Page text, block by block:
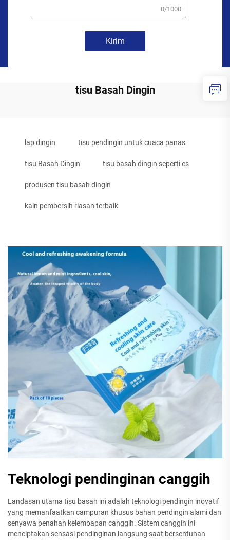
0/1000
Kirim
tisu Basah Dingin
lap dingin tisu pendingin untuk cuaca panas
tisu Basah Dingin tisu basah dingin seperti es
produsen tisu basah dingin
kain pembersih riasan terbaik
Teknologi pendinginan canggih
Landasan utama tisu basah ini adalah teknologi pendingin inovatif
yang memanfaatkan campuran khusus bahan pendingin alami dan
senyawa penahan kelembapan canggih. Sistem canggih ini
menciptakan sensasi pendinginan langsung saat bersentuhan